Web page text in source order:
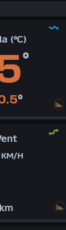
(°C)
°
°
KM/H
km